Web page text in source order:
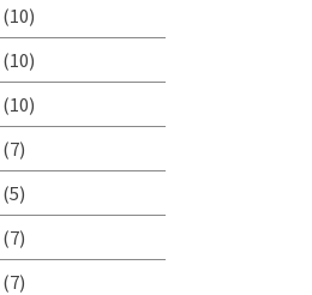
(10)
(10)
(10)
(7)
(5)
(7)
(7)